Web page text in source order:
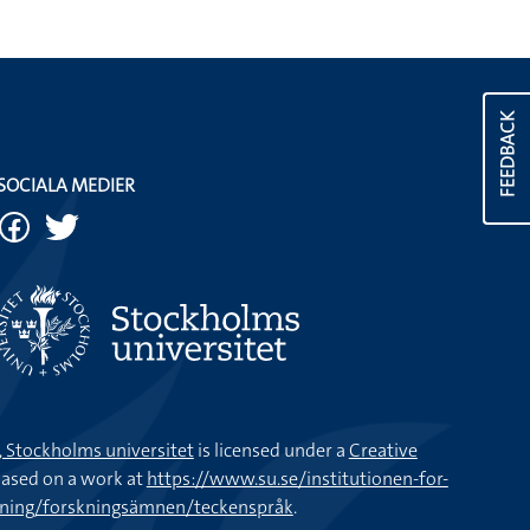
FEEDBACK
MEDIER
universitetis licensed under aCreative
on a work athttps://www.su.se/institutionen-for-
forskningsämnen/teckenspråk.